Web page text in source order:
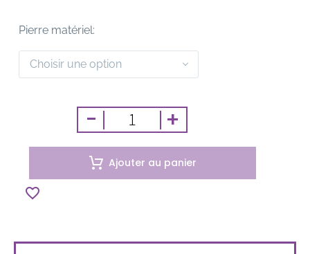
Pierre matériel
Choisir une option
- +
Ajouter au panier